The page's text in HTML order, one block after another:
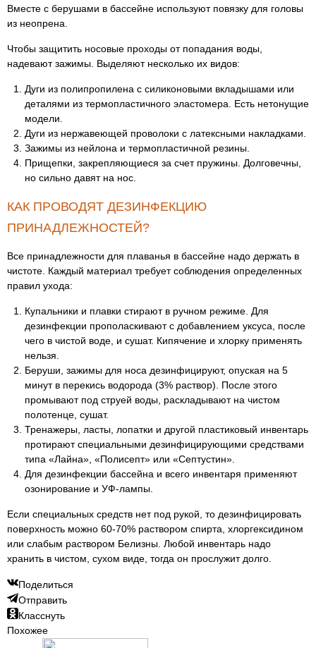
Вместе с берушами в бассейне используют повязку для головы
из неопрена.
Чтобы защитить носовые проходы от попадания воды,
надевают зажимы. Выделяют несколько их видов:
Дуги из полипропилена с силиконовыми вкладышами или
деталями из термопластичного эластомера. Есть нетонущие
модели.
Дуги из нержавеющей проволоки с латексными накладками.
Зажимы из нейлона и термопластичной резины.
Прищепки, закрепляющиеся за счет пружины. Долговечны,
но сильно давят на нос.
КАК ПРОВОДЯТ ДЕЗИНФЕКЦИЮ
ПРИНАДЛЕЖНОСТЕЙ?
Все принадлежности для плаванья в бассейне надо держать в
чистоте. Каждый материал требует соблюдения определенных
правил ухода:
Купальники и плавки стирают в ручном режиме. Для
дезинфекции прополаскивают с добавлением уксуса, после
чего в чистой воде, и сушат. Кипячение и хлорку применять
нельзя.
Беруши, зажимы для носа дезинфицируют, опуская на 5
минут в перекись водорода (3% раствор). После этого
промывают под струей воды, раскладывают на чистом
полотенце, сушат.
Тренажеры, ласты, лопатки и другой пластиковый инвентарь
протирают специальными дезинфицирующими средствами
типа «Лайна», «Полисепт» или «Септустин».
Для дезинфекции бассейна и всего инвентаря применяют
озонирование и УФ-лампы.
Если специальных средств нет под рукой, то дезинфицировать
поверхность можно 60-70% раствором спирта, хлоргексидином
или слабым раствором Белизны. Любой инвентарь надо
хранить в чистом, сухом виде, тогда он прослужит долго.
Поделиться
Отправить
Класснуть
Похожее